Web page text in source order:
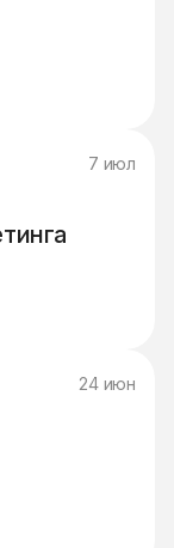
7 июл
24 июн